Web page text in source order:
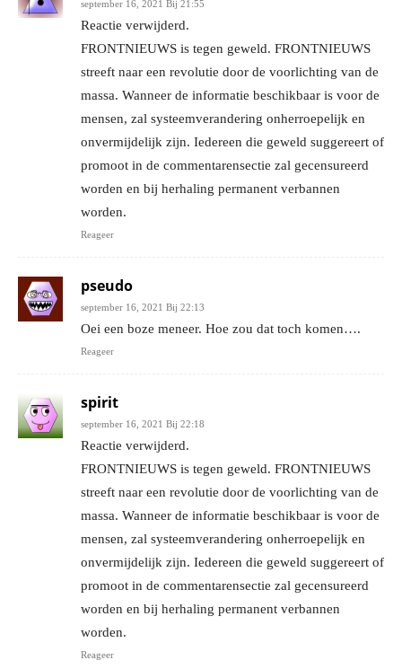
september 16, 2021 Bij 21:55
Reactie verwijderd.
FRONTNIEUWS is tegen geweld. FRONTNIEUWS
streeft naar een revolutie door de voorlichting van de
massa. Wanneer de informatie beschikbaar is voor de
mensen, zal systeemverandering onherroepelijk en
onvermijdelijk zijn. Iedereen die geweld suggereert of
promoot in de commentarensectie zal gecensureerd
worden en bij herhaling permanent verbannen
worden.
Reageer
pseudo
september 16, 2021 Bij 22:13
Oei een boze meneer. Hoe zou dat toch komen….
Reageer
spirit
september 16, 2021 Bij 22:18
Reactie verwijderd.
FRONTNIEUWS is tegen geweld. FRONTNIEUWS
streeft naar een revolutie door de voorlichting van de
massa. Wanneer de informatie beschikbaar is voor de
mensen, zal systeemverandering onherroepelijk en
onvermijdelijk zijn. Iedereen die geweld suggereert of
promoot in de commentarensectie zal gecensureerd
worden en bij herhaling permanent verbannen
worden.
Reageer